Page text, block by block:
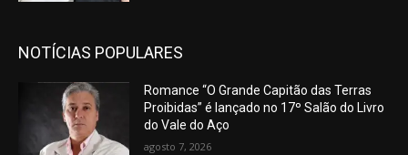
NOTÍCIAS POPULARES
Romance “O Grande Capitão das Terras
Proibidas” é lançado no 17º Salão do Livro
do Vale do Aço
agosto 7, 2026